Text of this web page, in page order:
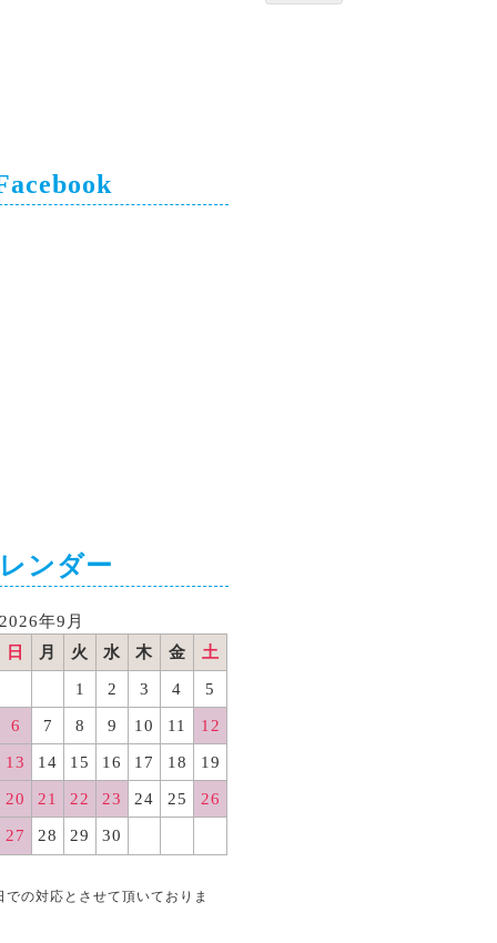
ンダー
2026年9月
日
月 火 水 木 金 土
1 2 3 4 5
6 7 8 9 10 11 12
13 14 15 16 17 18 19
20 21 22 23 24 25 26
27 28 29 30
の対応とさせて頂いておりま